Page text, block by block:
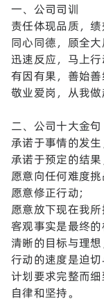
一、公司司训
责任体现品质，绩
同心同德，顾全
迅速反应，马上
有因有果，善始
敬业爱岗，从我
二、公司十大金句
承诺于事情的发
承诺于预定的结
愿意向任何难度
愿意修正行动;
愿意放下现在我
客观事实是最终
清晰的目标与理
行动的速度是迫
计划要求完整而
自律和坚持。